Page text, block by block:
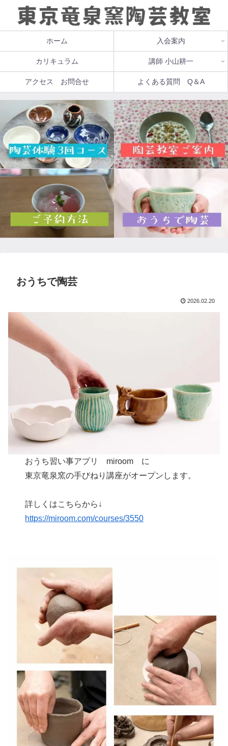
ホーム 入会案内
カリキュラム 講師 小山耕一
アクセス お問合せ よくある質問 Q＆A
おうちで陶芸
2026.02.20
おうち習い事アプリ miroom に
東京竜泉窯の手びねり講座がオープンします。
詳しくはこちらから↓
https://miroom.com/courses/3550